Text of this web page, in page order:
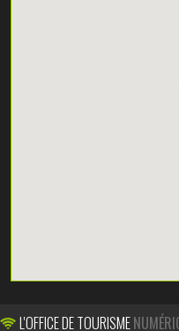
L'OFFICE DE TOURISME